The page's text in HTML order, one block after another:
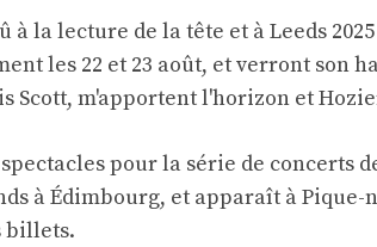
à la lecture de la tête et à Leeds
les 22 et 23 août, et verront son
Scott, m'apportent l'horizon et
pour la série de concerts
à Édimbourg, et apparaît àPique-
billets.